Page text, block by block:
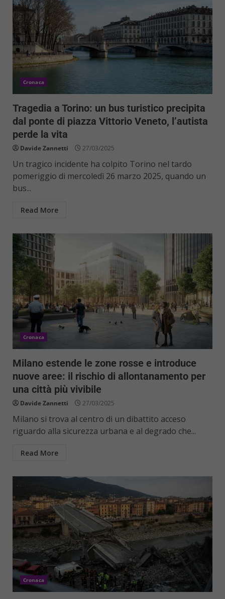
Cronaca
Tragedia a Torino: un bus turistico precipita
dal ponte di piazza Vittorio Veneto, l’autista
perde la vita
Davide Zannetti 27/03/2025
Un tragico incidente ha colpito Torino nel tardo
pomeriggio di mercoledì 26 marzo 2025, quando un
bus...
Read More
Cronaca
Milano estende le zone rosse e introduce
nuove aree: il rischio di allontanamento per
una città più vivibile
Davide Zannetti 27/03/2025
Milano si trova al centro di un dibattito acceso
riguardo alla sicurezza urbana e al degrado che...
Read More
Cronaca